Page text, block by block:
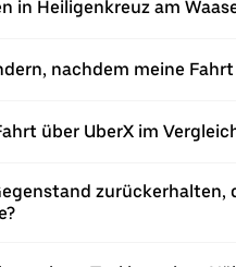
in Heiligenkreuz am
nachdem meine
über UberX im
zurückerhalten,